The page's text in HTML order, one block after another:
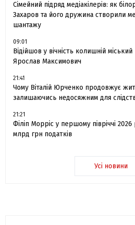
Сімейний підряд медіакілерів: як
Захаров та його дружина створили
шантажу
09:01
Відійшов у вічність колишній
Ярослав Максимович
21:41
Чому Віталій Юрченко продовжує
залишаючись недосяжним для
21:21
Філіп Морріс у першому півріччі
млрд грн податків
Усі новини